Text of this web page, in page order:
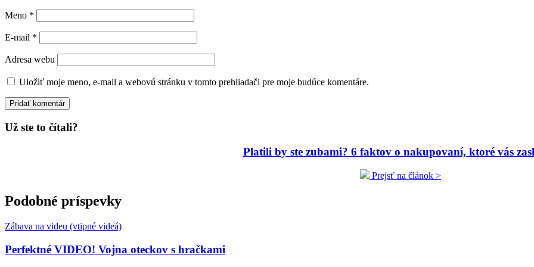
Meno *
E-mail *
Adresa webu
Uložiť moje meno, e-mail a webovú stránku v tomto prehliadači pre moje budúce komentáre.
Už ste to čítali?
Platili by ste zubami? 6 faktov o nakupovaní, ktoré vás
Prejsť na článok >
Podobné príspevky
Zábava na videu (vtipné videá)
Perfektné VIDEO! Vojna oteckov s hračkami